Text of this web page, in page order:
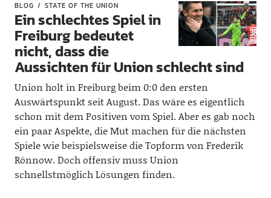
BLOG STATE OF THE UNION
Ein schlechtes Spiel in
Freiburg bedeutet
nicht, dass die
Aussichten für Union schlecht sind
Union holt in Freiburg beim 0:0 den ersten
Auswärtspunkt seit August. Das wäre es eigentlich
schon mit dem Positiven vom Spiel. Aber es gab noch
ein paar Aspekte, die Mut machen für die nächsten
Spiele wie beispielsweise die Topform von Frederik
Rönnow. Doch offensiv muss Union
schnellstmöglich Lösungen finden.